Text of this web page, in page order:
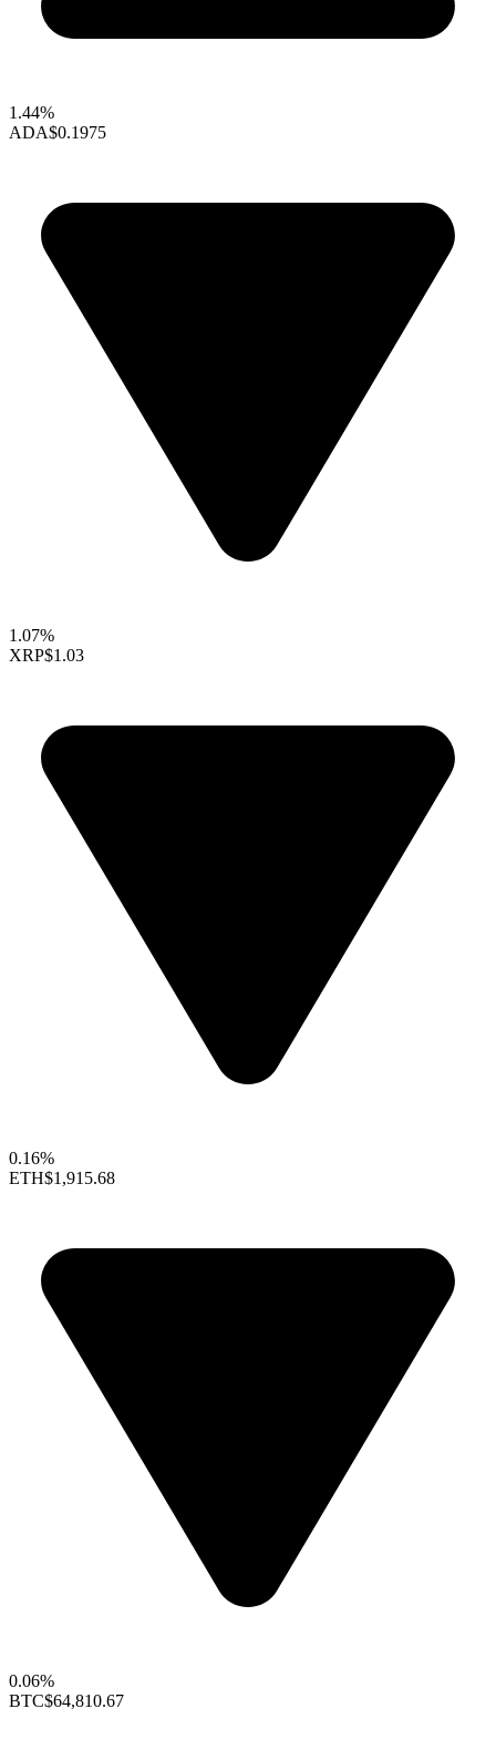
1.44%
ADA$0.1975
1.07%
XRP$1.03
0.16%
ETH$1,915.68
0.06%
BTC$64,810.67